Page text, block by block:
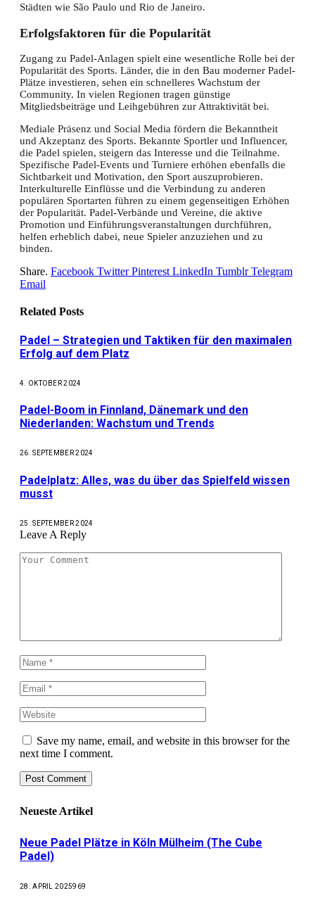
Städten wie São Paulo und Rio de Janeiro.
Erfolgsfaktoren für die Popularität
Zugang zu Padel-Anlagen spielt eine wesentliche Rolle bei der
Popularität des Sports. Länder, die in den Bau moderner Padel-
Plätze investieren, sehen ein schnelleres Wachstum der
Community. In vielen Regionen tragen günstige
Mitgliedsbeiträge und Leihgebühren zur Attraktivität bei.
Mediale Präsenz und Social Media fördern die Bekanntheit
und Akzeptanz des Sports. Bekannte Sportler und Influencer,
die Padel spielen, steigern das Interesse und die Teilnahme.
Spezifische Padel-Events und Turniere erhöhen ebenfalls die
Sichtbarkeit und Motivation, den Sport auszuprobieren.
Interkulturelle Einflüsse und die Verbindung zu anderen
populären Sportarten führen zu einem gegenseitigen Erhöhen
der Popularität. Padel-Verbände und Vereine, die aktive
Promotion und Einführungsveranstaltungen durchführen,
helfen erheblich dabei, neue Spieler anzuziehen und zu
binden.
Share. Facebook Twitter Pinterest LinkedIn Tumblr Telegram
Email
Related Posts
Padel – Strategien und Taktiken für den maximalen
Erfolg auf dem Platz
4. OKTOBER 2024
Padel-Boom in Finnland, Dänemark und den
Niederlanden: Wachstum und Trends
26. SEPTEMBER 2024
Padelplatz: Alles, was du über das Spielfeld wissen
musst
25. SEPTEMBER 2024
Leave A Reply
Save my name, email, and website in this browser for the
next time I comment.
Neueste Artikel
Neue Padel Plätze in Köln Mülheim (The Cube
Padel)
28. APRIL 2025969